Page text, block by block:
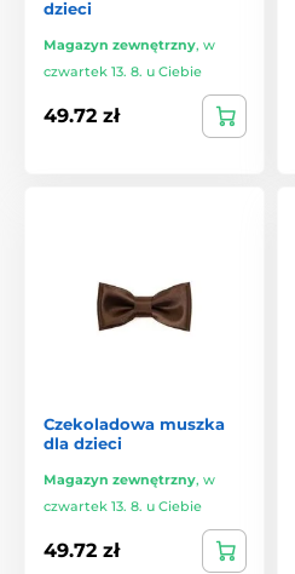
dzieci
Magazyn zewnętrzny, w
czwartek 13. 8. u Ciebie
49.72 zł
Czekoladowa muszka
dla dzieci
Magazyn zewnętrzny, w
czwartek 13. 8. u Ciebie
49.72 zł